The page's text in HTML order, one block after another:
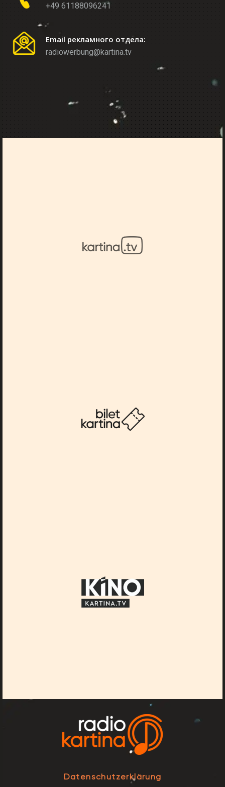
+49 61188096241
Email рекламного отдела:
radiowerbung@kartina.tv
Datenschutzerklärung